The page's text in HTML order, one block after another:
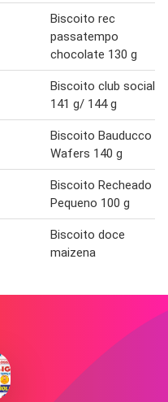
Biscoito rec
passatempo
chocolate 130 g
Biscoito club social
141 g/ 144 g
Biscoito Bauducco
Wafers 140 g
Biscoito Recheado
Pequeno 100 g
Biscoito doce
maizena